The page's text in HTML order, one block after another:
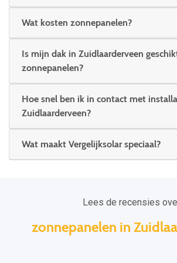
Wat kosten zonnepanelen?
Is mijn dak in Zuidlaarderveen
zonnepanelen?
Hoe snel ben ik in contact met
Zuidlaarderveen?
Wat maakt Vergelijksolar speciaal?
Lees de recensies
zonnepanelen in